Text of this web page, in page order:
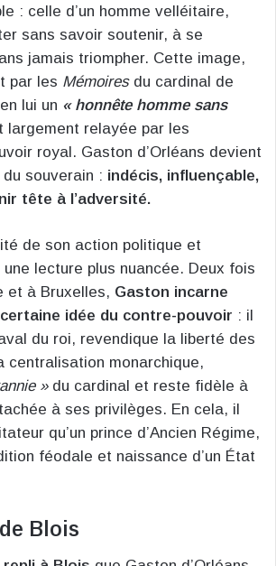
: celle d’un homme velléitaire,
sans savoir soutenir, à se
jamais triompher. Cette image,
par les Mémoiresdu cardinal de
lui un « honnête homme sans
relayée par les
royal. Gaston d’Orléans devient
souverain : indécis, influençable,
tête à l’adversité.
de son action politique et
lecture plus nuancée. Deux fois
et à Bruxelles, Gaston incarne
idée du contre-pouvoir : il
du roi, revendique la liberté des
centralisation monarchique,
»du cardinal et reste fidèle à
à ses privilèges. En cela, il
qu’un prince d’Ancien Régime,
féodale et naissance d’un État
Blois